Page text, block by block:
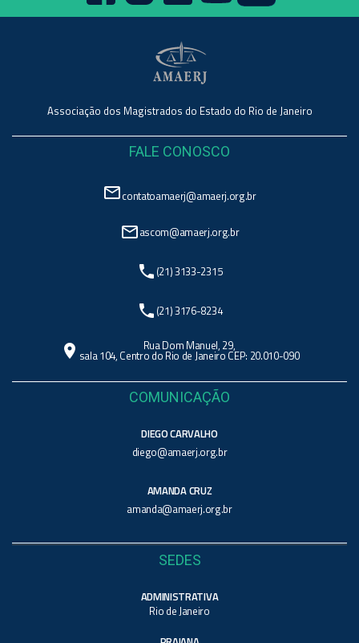
Associação dos Magistrados do Estado do Rio de Janeiro
FALE CONOSCO
mail_outlinecontatoamaerj@amaerj.org.br
mail_outlineascom@amaerj.org.br
phone (21) 3133-2315
phone (21) 3176-8234
location_on Rua Dom Manuel, 29,
sala 104, Centro do Rio de Janeiro CEP: 20.010-090
COMUNICAÇÃO
DIEGO CARVALHO
diego@amaerj.org.br
AMANDA CRUZ
amanda@amaerj.org.br
SEDES
ADMINISTRATIVA
Rio de Janeiro